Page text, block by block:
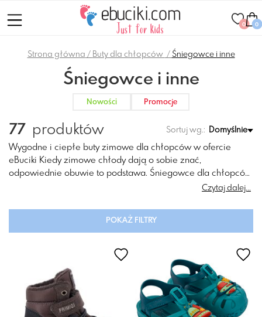
0 0
Strona główna Buty dla chłopców Śniegowce i inne
Śniegowce i inne
Nowości Promocje
77 produktów Sortuj wg.: Domyślnie
Wygodne i ciepłe buty zimowe dla chłopców w ofercie
eBuciki Kiedy zimowe chłody dają o sobie znać,
odpowiednie obuwie to podstawa. Śniegowce dla chłopców
to świetny wybór, aby zapewnić maluchom ciepło i wygodę
solidnej konstrukcji i izolacji, stopy dziecka pozostaną suche i
bezpieczne, niezależnie od tego, jak śnieżna jest pogoda.
Czytaj dalej...
POKAŻ FILTRY